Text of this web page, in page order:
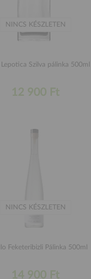
NINCS KÉSZLETEN
Szilva pálinka 500ml
12 900 Ft
NINCS KÉSZLETEN
Feketeribizli Pálinka 500ml
14 900 Ft